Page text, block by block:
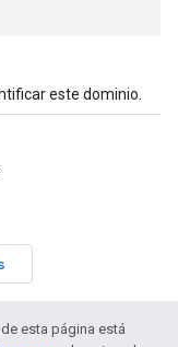
este dominio.
esta página está